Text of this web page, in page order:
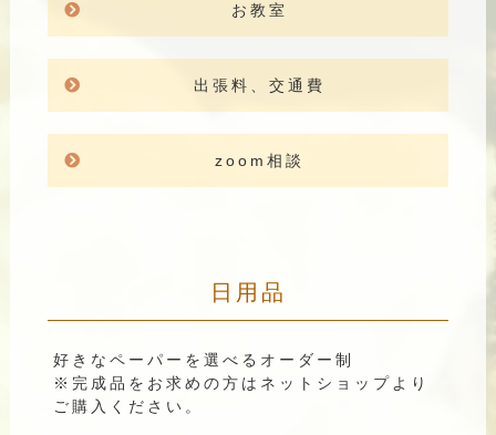
お教室
出張料、交通費
zoom相談
日用品
好きなペーパーを選べるオーダー制
※完成品をお求めの方はネットショップより
ご購入ください。